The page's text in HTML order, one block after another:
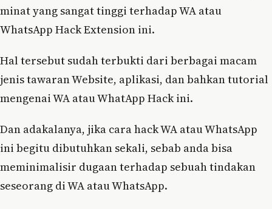
minat yang sangat tinggi terhadap WA atau
WhatsApp Hack Extension ini.
Hal tersebut sudah terbukti dari berbagai macam
jenis tawaran Website, aplikasi, dan bahkan tutorial
mengenai WA atau WhatApp Hack ini.
Dan adakalanya, jika cara hack WA atau WhatsApp
ini begitu dibutuhkan sekali, sebab anda bisa
meminimalisir dugaan terhadap sebuah tindakan
seseorang di WA atau WhatsApp.